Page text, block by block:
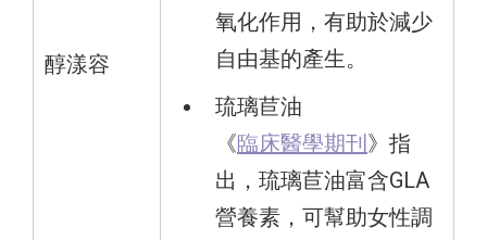
醇漾容
氧化作用，有助於減少
自由基的產生。
琉璃苣油
《臨床醫學期刊 》指
出，琉璃苣油富含GLA
營養素，可幫助女性調